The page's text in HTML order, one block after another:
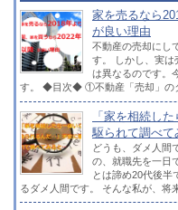
家を売るなら
が良い理由
不動産の売却にし
す。 しかし、実は
は異なるのです。
す。 ◆目次◆ ①不動産「売却」の
「家を相続し
駆られて調べて
どうも、ダメ人間
の、就職先を一日
とは諦め20代後半
るダメ人間です。 そんな私が、将